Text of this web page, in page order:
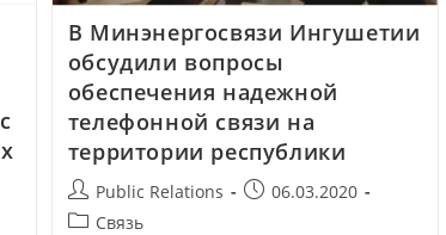
В Минэнергосвязи Ингушетии
обсудили вопросы
обеспечения надежной
телефонной связи на
территории республики
Public Relations
06.03.2020
Связь